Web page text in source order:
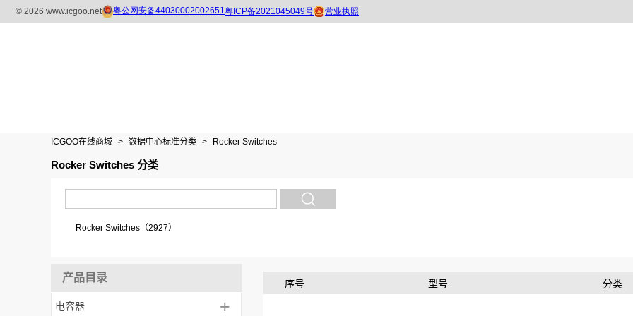
ICGOO在线商城 > 数据中心标准分类 > Rocker Switches
Rocker Switches 分类
Rocker Switches（2927）
产品目录
电容器 +
序号 型号 分类